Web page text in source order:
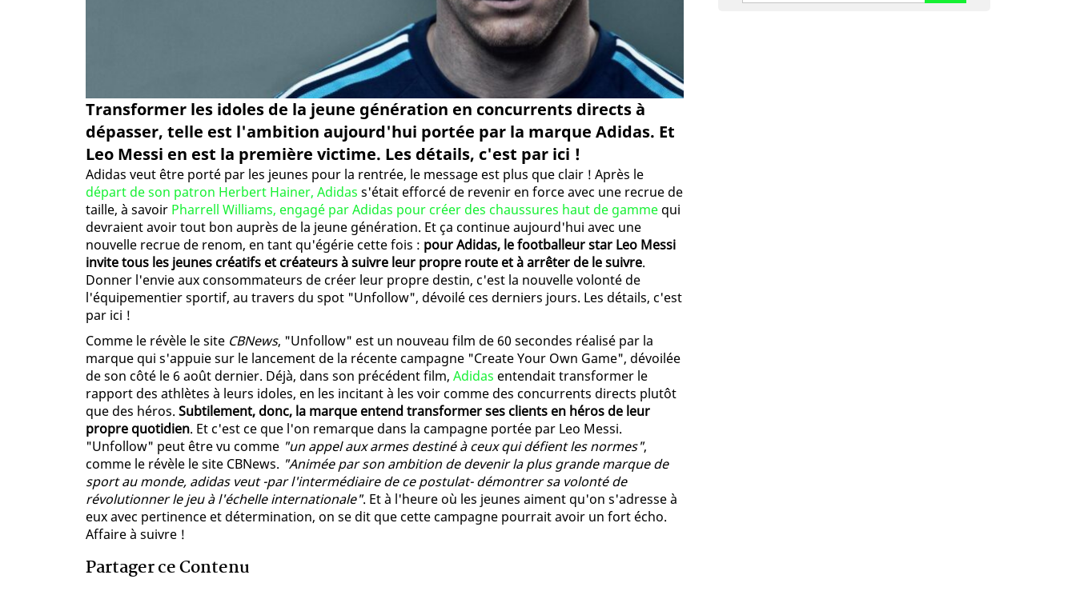
Transformer les idoles de la jeune génération en concurrents directs à
dépasser, telle est l'ambition aujourd'hui portée par la marque Adidas. Et
Leo Messi en est la première victime. Les détails, c'est par ici !
Adidas veut être porté par les jeunes pour la rentrée, le message est plus que clair ! Après le
départ de son patron Herbert Hainer, Adidas s'était efforcé de revenir en force avec une recrue de
taille, à savoir Pharrell Williams, engagé par Adidas pour créer des chaussures haut de gamme qui
devraient avoir tout bon auprès de la jeune génération. Et ça continue aujourd'hui avec une
nouvelle recrue de renom, en tant qu'égérie cette fois : pour Adidas, le footballeur star Leo Messi
invite tous les jeunes créatifs et créateurs à suivre leur propre route et à arrêter de le suivre.
Donner l'envie aux consommateurs de créer leur propre destin, c'est la nouvelle volonté de
l'équipementier sportif, au travers du spot "Unfollow", dévoilé ces derniers jours. Les détails, c'est
par ici !
Comme le révèle le site CBNews, "Unfollow" est un nouveau film de 60 secondes réalisé par la
marque qui s'appuie sur le lancement de la récente campagne "Create Your Own Game", dévoilée
de son côté le 6 août dernier. Déjà, dans son précédent film, Adidas entendait transformer le
rapport des athlètes à leurs idoles, en les incitant à les voir comme des concurrents directs plutôt
que des héros. Subtilement, donc, la marque entend transformer ses clients en héros de leur
propre quotidien. Et c'est ce que l'on remarque dans la campagne portée par Leo Messi.
"Unfollow" peut être vu comme "un appel aux armes destiné à ceux qui défient les normes",
comme le révèle le site CBNews. "Animée par son ambition de devenir la plus grande marque de
sport au monde, adidas veut -par l'intermédiaire de ce postulat- démontrer sa volonté de
révolutionner le jeu à l'échelle internationale". Et à l'heure où les jeunes aiment qu'on s'adresse à
eux avec pertinence et détermination, on se dit que cette campagne pourrait avoir un fort écho.
Affaire à suivre !
Partager ce Contenu